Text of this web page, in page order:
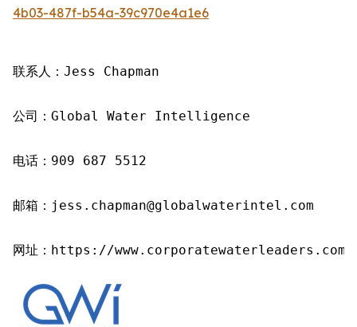
4b03-487f-b54a-39c970e4a1e6
联系人：Jess Chapman
公司：Global Water Intelligence
电话：909 687 5512
邮箱：jess.chapman@globalwaterintel.com
网址：https://www.corporatewaterleaders.com